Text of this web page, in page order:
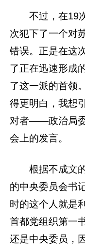
不过，在19
次犯下了一个对
错误。正是在这
了正在迅速形成
了这一派的首领
得更明白，我想
对者——政治局
会上的发言。
根据不成文
的中央委员会书
时的这个人就是
首都党组织第一
还是中央委员，